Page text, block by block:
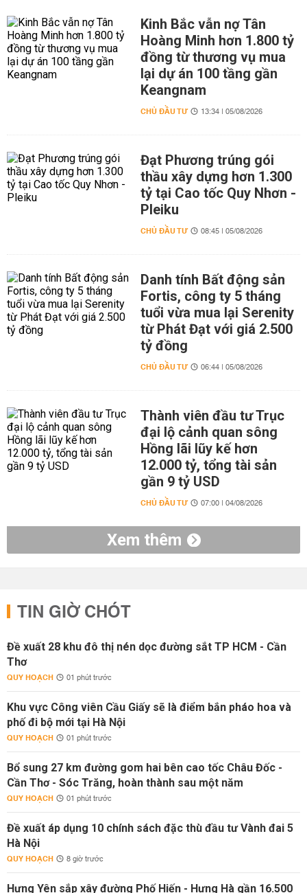
Kinh Bắc vẫn nợ Tân
Hoàng Minh hơn 1.800 tỷ
đồng từ thương vụ mua
lại dự án 100 tầng gần
Keangnam
CHỦ ĐẦU TƯ 13:34 | 05/08/2026
Đạt Phương trúng gói
thầu xây dựng hơn 1.300
tỷ tại Cao tốc Quy Nhơn -
Pleiku
CHỦ ĐẦU TƯ 08:45 | 05/08/2026
Danh tính Bất động sản
Fortis, công ty 5 tháng
tuổi vừa mua lại Serenity
từ Phát Đạt với giá 2.500
tỷ đồng
CHỦ ĐẦU TƯ 06:44 | 05/08/2026
Thành viên đầu tư Trục
đại lộ cảnh quan sông
Hồng lãi lũy kế hơn
12.000 tỷ, tổng tài sản
gần 9 tỷ USD
CHỦ ĐẦU TƯ 07:00 | 04/08/2026
Xem thêm
TIN GIỜ CHÓT
Đề xuất 28 khu đô thị nén dọc đường sắt TP HCM - Cần
Thơ
QUY HOẠCH 01 phút trước
Khu vực Công viên Cầu Giấy sẽ là điểm bắn pháo hoa và
phố đi bộ mới tại Hà Nội
QUY HOẠCH 01 phút trước
Bổ sung 27 km đường gom hai bên cao tốc Châu Đốc -
Cần Thơ - Sóc Trăng, hoàn thành sau một năm
QUY HOẠCH 01 phút trước
Đề xuất áp dụng 10 chính sách đặc thù đầu tư Vành đai 5
Hà Nội
QUY HOẠCH 8 giờ trước
Hưng Yên sắp xây đường Phố Hiến - Hưng Hà gần 16.500